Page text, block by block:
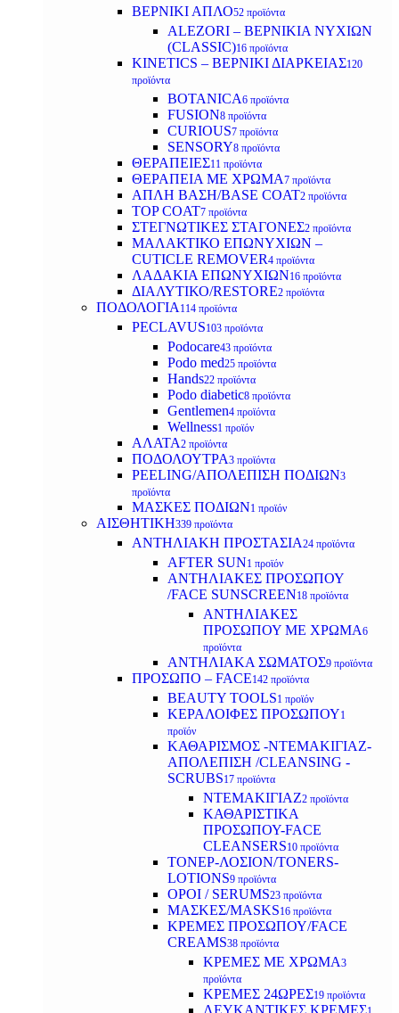
ΒΕΡΝΙΚΙ ΑΠΛΟ52 προϊόντα
ALEZORI – ΒΕΡΝΙΚΙΑ ΝΥΧΙΩΝ
(CLASSIC)16 προϊόντα
KINETICS – ΒΕΡΝΙΚΙ ΔΙΑΡΚΕΙΑΣ120
προϊόντα
BOTANICA6 προϊόντα
FUSION8 προϊόντα
CURIOUS7 προϊόντα
SENSORY8 προϊόντα
ΘΕΡΑΠΕΙΕΣ11 προϊόντα
ΘΕΡΑΠΕΙΑ ΜΕ ΧΡΩΜΑ7 προϊόντα
ΑΠΛΗ ΒΑΣΗ/BASE COAT2 προϊόντα
TOP COAT7 προϊόντα
ΣΤΕΓΝΩΤΙΚΕΣ ΣΤΑΓΟΝΕΣ2 προϊόντα
ΜΑΛΑΚΤΙΚΟ ΕΠΩΝΥΧΙΩΝ –
CUTICLE REMOVER4 προϊόντα
ΛΑΔΑΚΙΑ ΕΠΩΝΥΧΙΩΝ16 προϊόντα
ΔΙΑΛΥΤΙΚΟ/RESTORE2 προϊόντα
ΠΟΔΟΛΟΓΙΑ 114 προϊόντα
PECLAVUS103 προϊόντα
Podocare43 προϊόντα
Podo med25 προϊόντα
Hands22 προϊόντα
Podo diabetic8 προϊόντα
Gentlemen4 προϊόντα
Wellness1 προϊόν
ΑΛΑΤΑ2 προϊόντα
ΠΟΔΟΛΟΥΤΡΑ3 προϊόντα
PEELING/ΑΠΟΛΕΠΙΣΗ ΠΟΔΙΩΝ3
προϊόντα
ΜΑΣΚΕΣ ΠΟΔΙΩΝ1 προϊόν
ΑΙΣΘΗΤΙΚΗ339 προϊόντα
ΑΝΤΗΛΙΑΚΗ ΠΡΟΣΤΑΣΙΑ24 προϊόντα
AFTER SUN1 προϊόν
ΑΝΤΗΛΙΑΚΕΣ ΠΡΟΣΩΠΟΥ
/FACE SUNSCREEN18 προϊόντα
ΑΝΤΗΛΙΑΚΕΣ
ΠΡΟΣΩΠΟΥ ΜΕ ΧΡΩΜΑ6
προϊόντα
ΑΝΤΗΛΙΑΚΑ ΣΩΜΑΤΟΣ9 προϊόντα
ΠΡΟΣΩΠΟ – FACE142 προϊόντα
BEAUTY TOOLS1 προϊόν
ΚΕΡΑΛΟΙΦΕΣ ΠΡΟΣΩΠΟΥ1
προϊόν
ΚΑΘΑΡΙΣΜΟΣ -ΝΤΕΜΑΚΙΓΙΑΖ-
ΑΠΟΛΕΠΙΣΗ /CLEANSING -
SCRUBS17 προϊόντα
ΝΤΕΜΑΚΙΓΙΑΖ2 προϊόντα
ΚΑΘΑΡΙΣΤΙΚΑ
ΠΡΟΣΩΠΟΥ-FACE
CLEANSERS10 προϊόντα
ΤΟΝΕΡ-ΛΟΣΙΟΝ/TONERS-
LOTIONS9 προϊόντα
ΟΡΟΙ / SERUMS23 προϊόντα
ΜΑΣΚΕΣ/MASKS16 προϊόντα
ΚΡΕΜΕΣ ΠΡΟΣΩΠΟΥ/FACE
CREAMS38 προϊόντα
ΚΡΕΜΕΣ ΜΕ ΧΡΩΜΑ3
προϊόντα
ΚΡΕΜΕΣ 24ΩΡΕΣ19 προϊόντα
ΛΕΥΚΑΝΤΙΚΕΣ ΚΡΕΜΕΣ